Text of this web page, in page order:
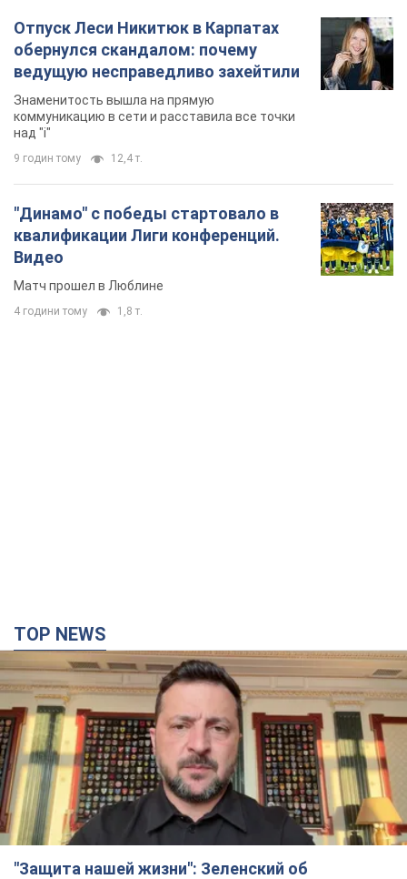
Отпуск Леси Никитюк в Карпатах
обернулся скандалом: почему
ведущую несправедливо захейтили
Знаменитость вышла на прямую
коммуникацию в сети и расставила все точки
над "i"
9 годин тому 12,4 т.
"Динамо" с победы стартовало в
квалификации Лиги конференций.
Видео
Матч прошел в Люблине
4 години тому 1,8 т.
TOP NEWS
"Защита нашей жизни": Зеленский об